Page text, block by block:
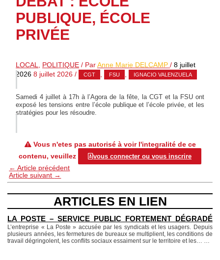
PUBLIQUE, ÉCOLE
PRIVÉE
LOCAL POLITIQUE / ParAnne Marie DELCAMP /8 juillet
2026 8 juillet 2026 / CGT FSU IGNACIO VALENZUELA
Samedi 4 juillet à 17h à l’Agora de la fête, la CGT et la FSU ont
exposé les tensions entre l’école publique et l’école privée, et les
stratégies pour les résoudre.
Vous n'etes pas autorisé à voir l'integralité de ce
contenu, veuillez
vous connecter ou vous inscrire
← Article précédent
Article suivant →
ARTICLES EN LIEN
LA POSTE – SERVICE PUBLIC FORTEMENT DÉGRADÉ
L’entreprise « La Poste » accusée par les syndicats et les usagers. Depuis
plusieurs années, les fermetures de bureaux se multiplient, les conditions de
travail dégringolent, les conflits sociaux essaiment sur le territoire et les… …